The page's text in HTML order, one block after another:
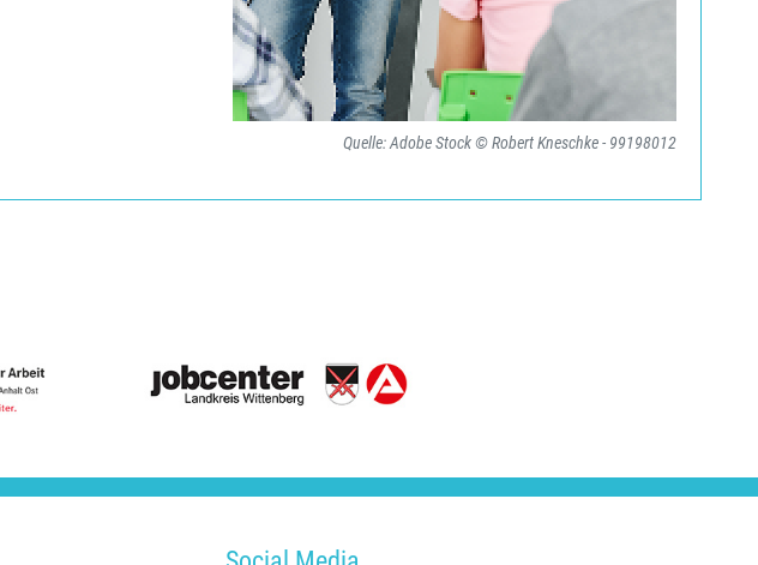
Quelle: Adobe Stock © Robert Kneschke - 99198012